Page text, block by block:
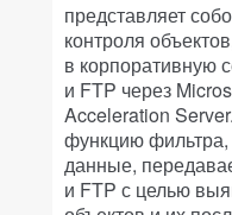
представляет
контроля
в корпоративную
и FTP через
Acceleration
функцию
данные,
и FTP с целью